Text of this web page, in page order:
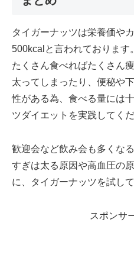
タイガーナッツは栄養価や
500kcalと言われております。
たくさん食べればたくさん
太ってしまったり、便秘や
性がある為、食べる量には
ツダイエットを実践してくだ
歓迎会など飲み会も多くな
すぎは太る原因や高血圧の
に、タイガーナッツを試し
スポンサ